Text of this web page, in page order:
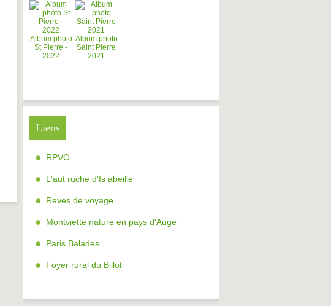
Album photo
St Pierre -
2022
Album photo
Saint Pierre
2021
Liens
RPVO
L'aut ruche d'Is abeille
Reves de voyage
Montviette nature en pays d'Auge
Paris Balades
Foyer rural du Billot